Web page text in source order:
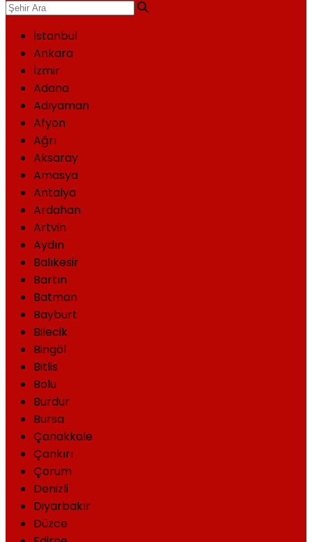
İstanbul
Ankara
İzmir
Adana
Adıyaman
Afyon
Ağrı
Aksaray
Amasya
Antalya
Ardahan
Artvin
Aydın
Balıkesir
Bartın
Batman
Bayburt
Bilecik
Bingöl
Bitlis
Bolu
Burdur
Bursa
Çanakkale
Çankırı
Çorum
Denizli
Diyarbakır
Düzce